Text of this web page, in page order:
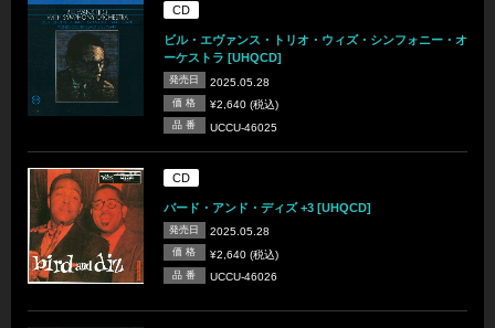
CD
ビル・エヴァンス・トリオ・ウィズ・シンフォニー・オ
ーケストラ [UHQCD]
発売日 2025.05.28
価 格 ¥2,640 (税込)
品 番 UCCU-46025
CD
バード・アンド・ディズ +3 [UHQCD]
発売日 2025.05.28
価 格 ¥2,640 (税込)
品 番 UCCU-46026